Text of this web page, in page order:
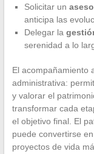
Solicitar un
anticipa las
Delegar la
serenidad a lo
El acompañamiento
administrativa:
y valorar el
transformar cada
el objetivo final. El
puede convertirse
proyectos de vida